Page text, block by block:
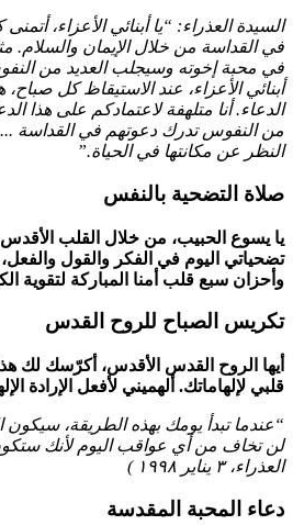
السيدة العذراء: “يا أبنائي الأعزاء،
في القداسة من خلال الإيمان والسلام.
في محبة إخوته وسيجلب العديد من
أبنائي الأعزاء، عند الاستيقاظ كل صباح،
الدعاء. أنا متلهفة لاعتمادكم على هذا
من النفوس تدرك دعوتهم في القداسة
النظر عن مكانتها في الحياة.”
صلاة التضحية بالنفس
يا يسوع الحبيب، من خلال القلب الأقدس
تضحياتي اليوم في الفكر والقول
وأحزان سبع قلب أمنا المباركة لتقوية
تكريس الصباح للروح القدس
أيها الروح القدس الأقدس، أكرّسك لك
قلبي لإلهاماتك. ألهميني لأفعل الإرادة
“عندما تبدأ يومك بهذه الطريقة،
لن تخاف من أي عواقب اليوم لأنك
العذراء،٣ يناير ١٩٩٨ )
دعاء المحبة المقدسة